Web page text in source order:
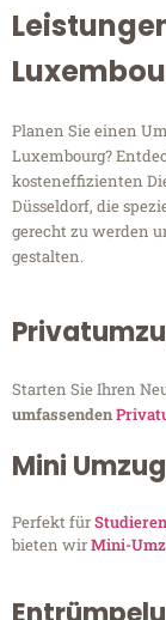
Planen Sie einen
Luxembourg?
kosteneffizienten
Düsseldorf, die
gerecht zu werden
gestalten.
Starten Sie Ihren
umfassenden
Mini Umzug
Perfekt für
bieten wirMini-